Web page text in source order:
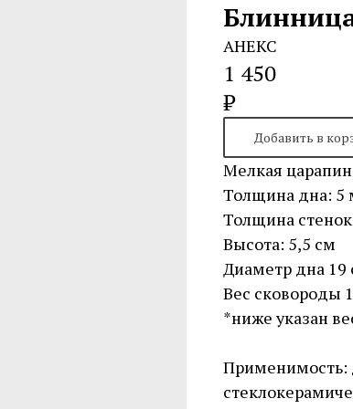
АНЕКС
1 450
₽
Добавить в
Мелкая
Толщина дна: 5
Толщина
Высота: 5,5 см
Диаметр дна 19
Вес сковороды
*ниже указан
Применимость: